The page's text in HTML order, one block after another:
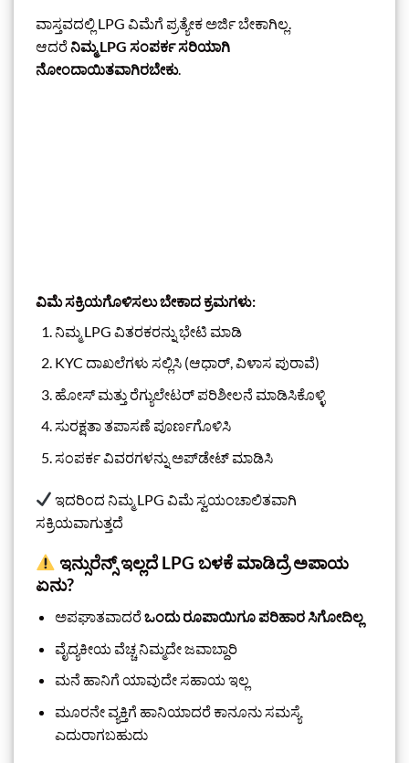
ವಾಸ್ತವದಲ್ಲಿ LPG ವಿಮೆಗೆ ಪ್ರತ್ಯೇಕ ಅರ್ಜಿ ಬೇಕಾಗಿಲ್ಲ.
ಆದರೆನಿಮ್ಮ LPG ಸಂಪರ್ಕ ಸರಿಯಾಗಿ
ನೋಂದಾಯಿತವಾಗಿರಬೇಕು.
ವಿಮೆ ಸಕ್ರಿಯಗೊಳಿಸಲು ಬೇಕಾದ ಕ್ರಮಗಳು:
ನಿಮ್ಮ LPG ವಿತರಕರನ್ನು ಭೇಟಿ ಮಾಡಿ
KYC ದಾಖಲೆಗಳು ಸಲ್ಲಿಸಿ (ಆಧಾರ್, ವಿಳಾಸ ಪುರಾವೆ)
ಹೋಸ್ ಮತ್ತು ರೆಗ್ಯುಲೇಟರ್ ಪರಿಶೀಲನೆ ಮಾಡಿಸಿಕೊಳ್ಳಿ
ಸುರಕ್ಷತಾ ತಪಾಸಣೆ ಪೂರ್ಣಗೊಳಿಸಿ
ಸಂಪರ್ಕ ವಿವರಗಳನ್ನು ಅಪ್‌ಡೇಟ್ ಮಾಡಿಸಿ
ಇದರಿಂದ ನಿಮ್ಮ LPG ವಿಮೆ ಸ್ವಯಂಚಾಲಿತವಾಗಿ
ಸಕ್ರಿಯವಾಗುತ್ತದೆ
ಇನ್ಸುರೆನ್ಸ್ ಇಲ್ಲದೆ LPG ಬಳಕೆ ಮಾಡಿದ್ರೆ ಅಪಾಯ
ಏನು?
ಅಪಘಾತವಾದರೆಒಂದು ರೂಪಾಯಿಗೂ ಪರಿಹಾರ ಸಿಗೋದಿಲ್ಲ
ವೈದ್ಯಕೀಯ ವೆಚ್ಚ ನಿಮ್ಮದೇ ಜವಾಬ್ದಾರಿ
ಮನೆ ಹಾನಿಗೆ ಯಾವುದೇ ಸಹಾಯ ಇಲ್ಲ
ಮೂರನೇ ವ್ಯಕ್ತಿಗೆ ಹಾನಿಯಾದರೆ ಕಾನೂನು ಸಮಸ್ಯೆ
ಎದುರಾಗಬಹುದು